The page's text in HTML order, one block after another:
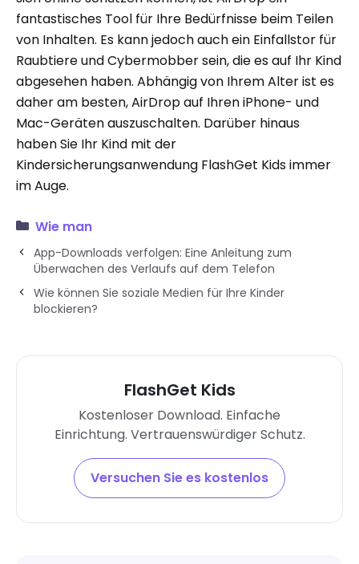
fantastisches Tool für Ihre Bedürfnisse beim Teilen
von Inhalten. Es kann jedoch auch ein Einfallstor für
Raubtiere und Cybermobber sein, die es auf Ihr Kind
abgesehen haben. Abhängig von Ihrem Alter ist es
daher am besten, AirDrop auf Ihren iPhone- und
Mac-Geräten auszuschalten. Darüber hinaus
haben Sie Ihr Kind mit der
Kindersicherungsanwendung FlashGet Kids immer
im Auge.
Wie man
App-Downloads verfolgen: Eine Anleitung zum
Überwachen des Verlaufs auf dem Telefon
Wie können Sie soziale Medien für Ihre Kinder
blockieren?
FlashGet Kids
Kostenloser Download. Einfache
Einrichtung. Vertrauenswürdiger Schutz.
Versuchen Sie es kostenlos